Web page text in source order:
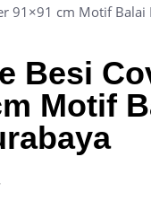
91×91 cm Motif Balai
Besi
Motif